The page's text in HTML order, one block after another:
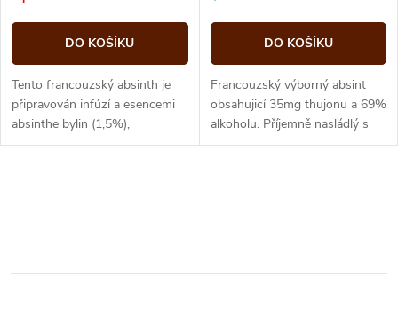
d
u
k
o
d
u
DO KOŠÍKU
Tento francouzský absinth je
připravován infúzí a esencemi
absinthe bylin (1,5%),
citronového balzámu a
DO KOŠÍKU
Francouzský výborný absint
obsahujicí 35mg thujonu a 69%
alkoholu. Příjemně nasládlý s
výrazným anýzovým aroma i
l